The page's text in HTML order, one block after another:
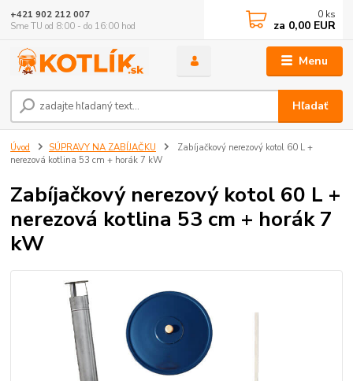
Menu
Hľadať
+421 902 212 007
Sme TU od 8:00 - do 16:00 hod
0 ks
za 0,00 EUR
Úvod SÚPRAVY NA ZABÍJAČKU
Zabíjačkový nerezový kotol 60 L +
nerezová kotlina 53 cm + horák 7 kW
Zabíjačkový nerezový kotol 60 L +
nerezová kotlina 53 cm + horák 7
kW